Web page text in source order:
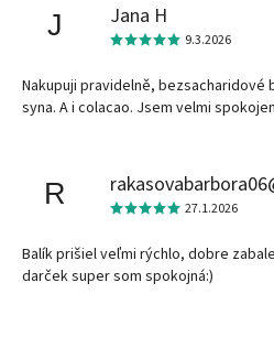
J Jana H
9.3.2026
Nakupuji pravidelně, bezsacharidové
syna. A i colacao. Jsem velmi
R 27.1.2026
Balík prišiel veľmi rýchlo, dobre
darček super som spokojná:)